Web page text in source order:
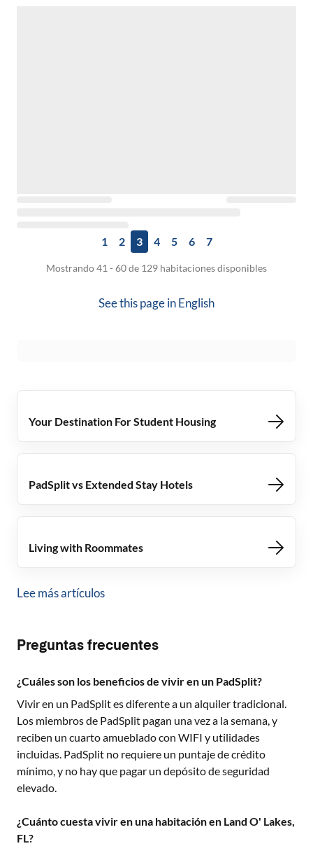
1 2 3 4 5 6 7
Mostrando 41 - 60 de 129 habitaciones disponibles
See this page inEnglish
Your Destination For Student Housing
PadSplit vs Extended Stay Hotels
Living with Roommates
Lee más artículos
Preguntas frecuentes
¿Cuáles son los beneficios de vivir en un PadSplit?
Vivir en un PadSplit es diferente a un alquiler tradicional.
Los miembros de PadSplit pagan una vez a la semana, y
reciben un cuarto amueblado con WIFI y utilidades
incluidas. PadSplit no requiere un puntaje de crédito
mínimo, y no hay que pagar un depósito de seguridad
elevado.
¿Cuánto cuesta vivir en una habitación en Land O' Lakes,
FL?